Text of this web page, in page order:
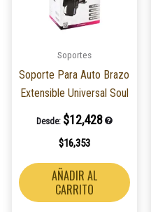
Soportes
Soporte Para Auto Brazo
Extensible Universal Soul
Desde: $12,428
$16,353
AÑADIR AL
CARRITO